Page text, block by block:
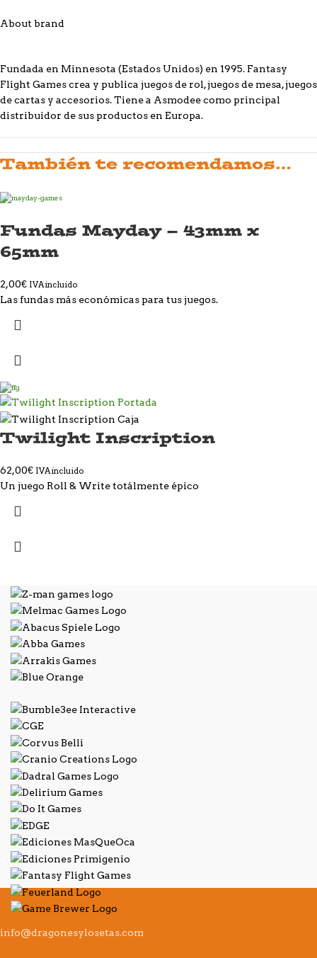
About brand
Fundada en Minnesota (Estados Unidos) en 1995. Fantasy
Flight Games crea y publica juegos de rol, juegos de mesa, juegos
de cartas y accesorios. Tiene a Asmodee como principal
distribuidor de sus productos en Europa.
También te recomendamos…
Fundas Mayday – 43mm x
65mm
2,00€ IVA incluido
Las fundas más económicas para tus juegos.
Twilight Inscription
62,00€ IVA incluido
Un juego Roll & Write totálmente épico
info@dragonesylosetas.com